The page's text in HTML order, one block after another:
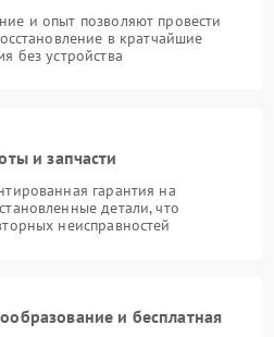
и опыт позволяют провести
в кратчайшие
без устройства
и запчасти
гарантия на
детали, что
неисправностей
и бесплатная